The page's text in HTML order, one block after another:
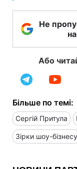
Не
Або
Більше по темі:
Сергій Притула
Зірки шоу-бізнесу